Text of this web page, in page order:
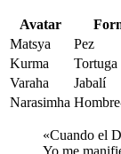
Avatar
Matsya
Pez
Kurma
Tortuga
Varaha
Jabalí
Narasimha
«Cuando el
Yo me